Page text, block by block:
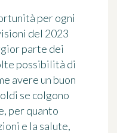
per ogni
del 2023
parte dei
possibilità di
avere un buon
se colgono
per quanto
e la salute,